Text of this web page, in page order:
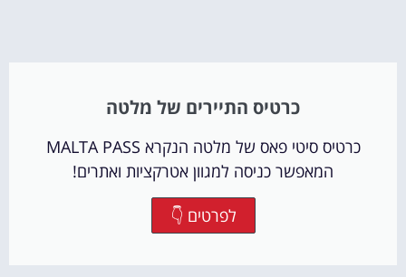
כרטיס התיירים של מלטה
כרטיס סיטי פאס של מלטה הנקרא MALTA PASS
המאפשר כניסה למגוון אטרקציות ואתרים!
לפרטים 👇